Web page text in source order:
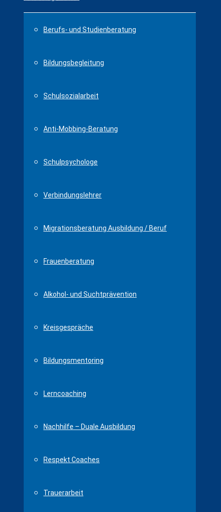
Berufs- und Studienberatung
Bildungsbegleitung
Schulsozialarbeit
Anti-Mobbing-Beratung
Schulpsychologe
Verbindungslehrer
Migrationsberatung Ausbildung / Beruf
Frauenberatung
Alkohol- und Suchtprävention
Kreisgespräche
Bildungsmentoring
Lerncoaching
Nachhilfe – Duale Ausbildung
Respekt Coaches
Trauerarbeit